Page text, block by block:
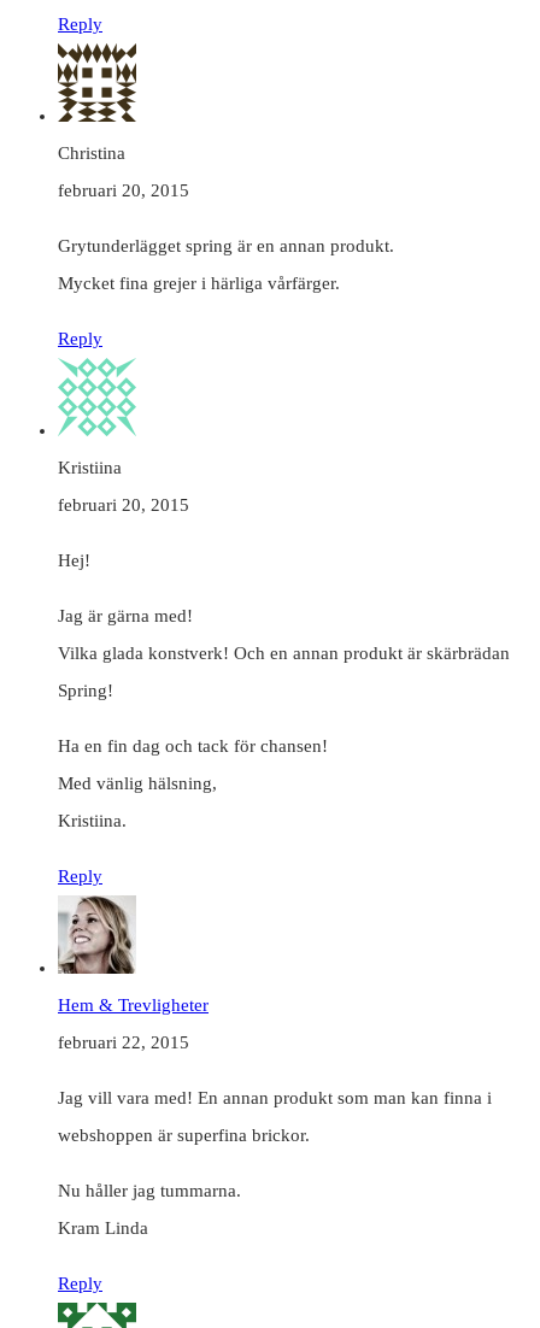
Reply
Christina
februari 20, 2015
Grytunderlägget spring är en annan produkt.
Mycket fina grejer i härliga vårfärger.
Reply
Kristiina
februari 20, 2015
Hej!
Jag är gärna med!
Vilka glada konstverk! Och en annan produkt är skärbrädan
Spring!
Ha en fin dag och tack för chansen!
Med vänlig hälsning,
Kristiina.
Reply
Hem & Trevligheter
februari 22, 2015
Jag vill vara med! En annan produkt som man kan finna i
webshoppen är superfina brickor.
Nu håller jag tummarna.
Kram Linda
Reply